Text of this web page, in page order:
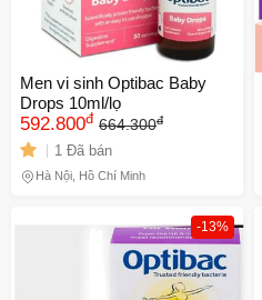
Men vi sinh Optibac Baby
Drops 10ml/lọ
592.800đ 664.300đ
1 Đã bán
Hà Nội, Hồ Chí Minh
-13%